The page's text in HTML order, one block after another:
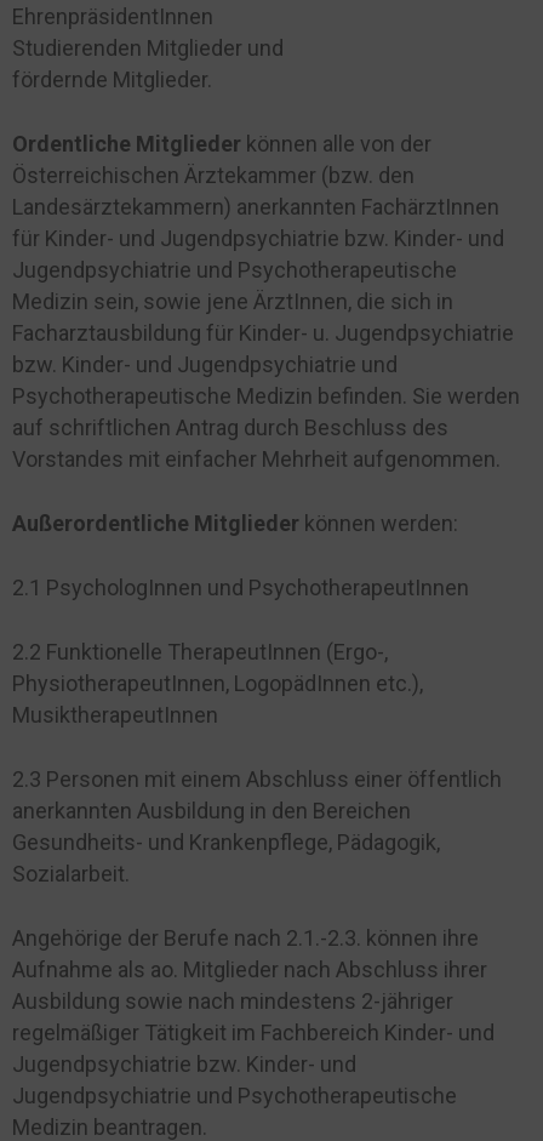
EhrenpräsidentInnen
Studierenden Mitglieder und
fördernde Mitglieder.
Ordentliche Mitglieder können alle von der
Österreichischen Ärztekammer (bzw. den
Landesärztekammern) anerkannten FachärztInnen
für Kinder- und Jugendpsychiatrie bzw. Kinder- und
Jugendpsychiatrie und Psychotherapeutische
Medizin sein, sowie jene ÄrztInnen, die sich in
Facharztausbildung für Kinder- u. Jugendpsychiatrie
bzw. Kinder- und Jugendpsychiatrie und
Psychotherapeutische Medizin befinden. Sie werden
auf schriftlichen Antrag durch Beschluss des
Vorstandes mit einfacher Mehrheit aufgenommen.
Außerordentliche Mitglieder können werden:
2.1 PsychologInnen und PsychotherapeutInnen
2.2 Funktionelle TherapeutInnen (Ergo-,
PhysiotherapeutInnen, LogopädInnen etc.),
MusiktherapeutInnen
2.3 Personen mit einem Abschluss einer öffentlich
anerkannten Ausbildung in den Bereichen
Gesundheits- und Krankenpflege, Pädagogik,
Sozialarbeit.
Angehörige der Berufe nach 2.1.-2.3. können ihre
Aufnahme als ao. Mitglieder nach Abschluss ihrer
Ausbildung sowie nach mindestens 2-jähriger
regelmäßiger Tätigkeit im Fachbereich Kinder- und
Jugendpsychiatrie bzw. Kinder- und
Jugendpsychiatrie und Psychotherapeutische
Medizin beantragen.